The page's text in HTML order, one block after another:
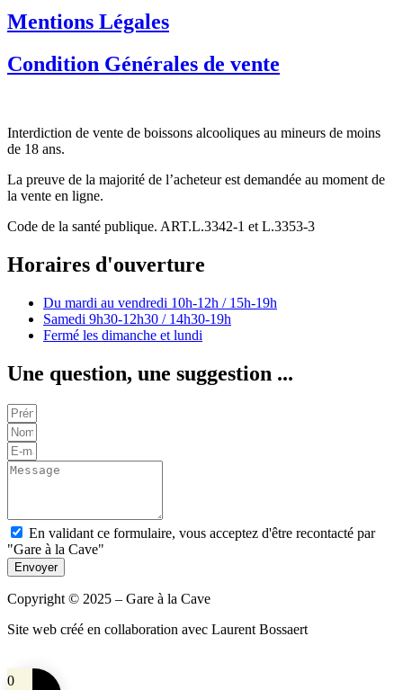
Mentions Légales
Condition Générales de vente
Interdiction de vente de boissons alcooliques au mineurs de moins
de 18 ans.
La preuve de la majorité de l’acheteur est demandée au moment de
la vente en ligne.
Code de la santé publique. ART.L.3342-1 et L.3353-3
Horaires d'ouverture
Du mardi au vendredi 10h-12h / 15h-19h
Samedi 9h30-12h30 / 14h30-19h
Fermé les dimanche et lundi
Une question, une suggestion ...
En validant ce formulaire, vous acceptez d'être recontacté par
"Gare à la Cave"
Envoyer
Copyright © 2025 – Gare à la Cave
Site web créé en collaboration avec Laurent Bossaert
0